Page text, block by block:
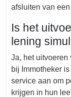
afsluiten van
Is het
lening
Ja, het
bij Immotheker
service aan om
krijgen in hun